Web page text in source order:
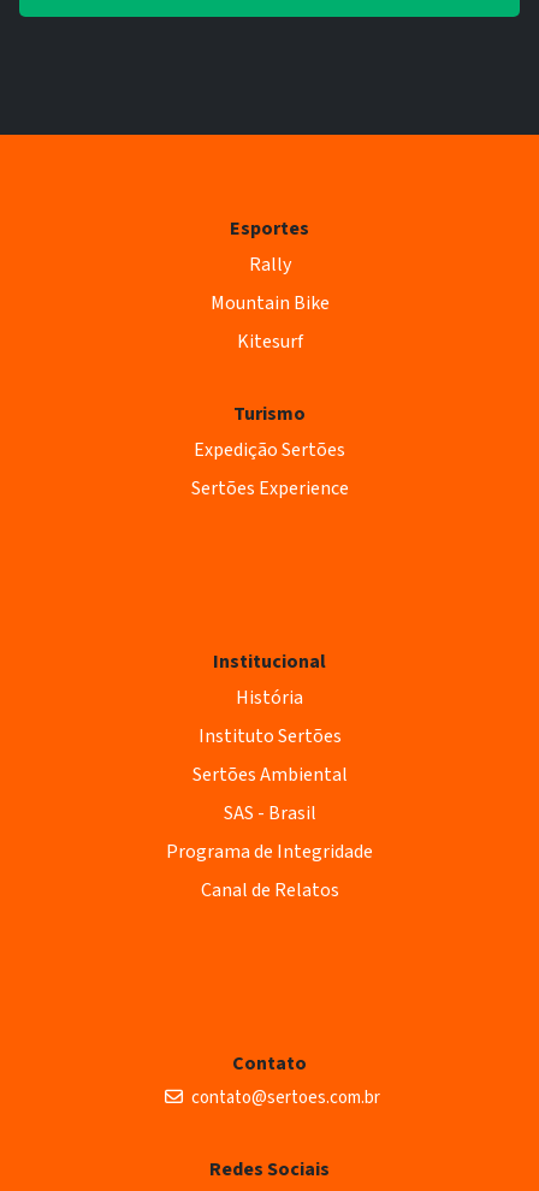
Esportes
Rally
Mountain Bike
Kitesurf
Turismo
Expedição Sertões
Sertões Experience
Institucional
História
Instituto Sertões
Sertões Ambiental
SAS - Brasil
Programa de Integridade
Canal de Relatos
Contato
contato@sertoes.com.br
Redes Sociais